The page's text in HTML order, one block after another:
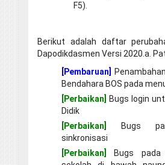
F5).
Berikut adalah daftar
Dapodikdasmen Versi 2020.a.
[Pembaruan]
Bendahara BOS pada
[Perbaikan]
Bugs login
Didik
[Perbaikan]
Bugs
sinkronisasi
[Perbaikan]
Bugs pada